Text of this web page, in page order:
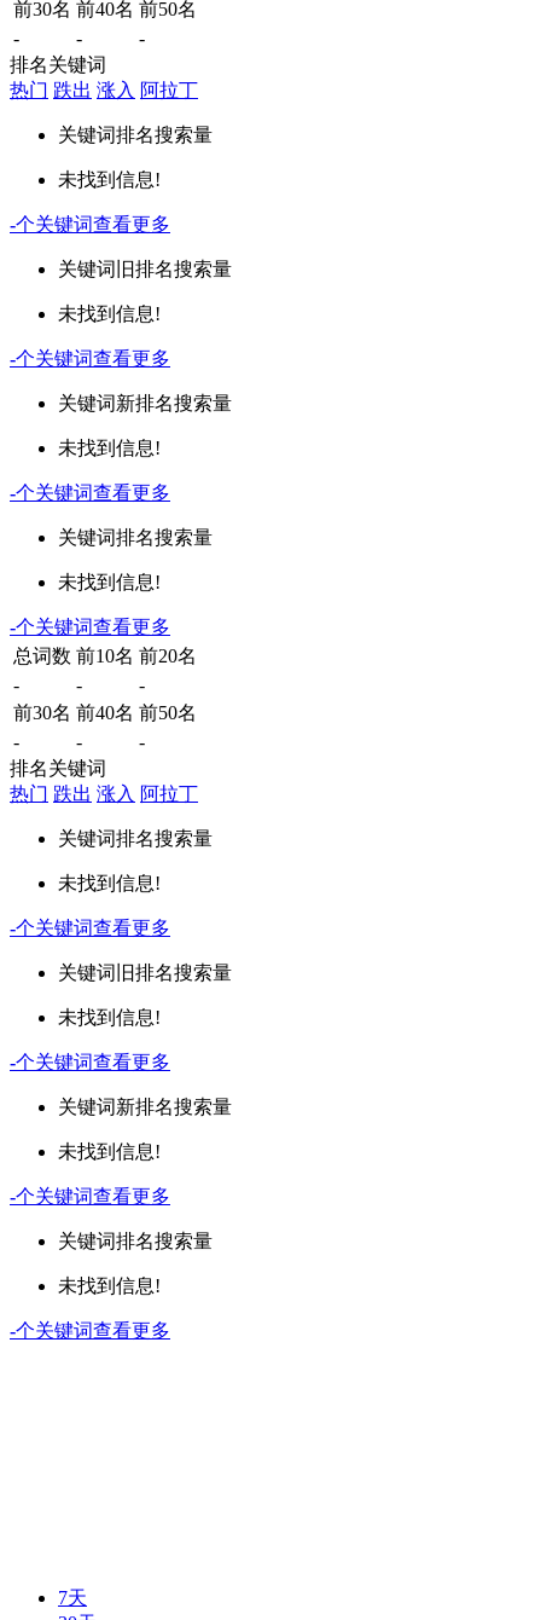
前30名 前40名 前50名
-
-
-
排名关键词
热门 跌出 涨入 阿拉丁
关键词排名搜索量
未找到信息!
-个关键词查看更多
关键词 旧排名搜索量
未找到信息!
-个关键词查看更多
关键词新排名搜索量
未找到信息!
-个关键词查看更多
关键词排名搜索量
未找到信息!
-个关键词查看更多
总词数 前10名 前20名
-
-
-
前30名 前40名 前50名
-
-
-
排名关键词
热门 跌出 涨入 阿拉丁
关键词排名搜索量
未找到信息!
-个关键词查看更多
关键词 旧排名搜索量
未找到信息!
-个关键词查看更多
关键词新排名搜索量
未找到信息!
-个关键词查看更多
关键词排名搜索量
未找到信息!
-个关键词查看更多
7天